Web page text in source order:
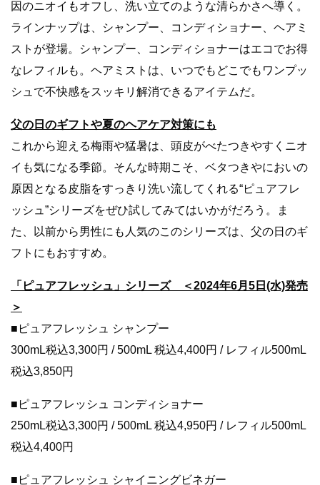
因のニオイもオフし、洗い立てのような清らかさへ導く。
ラインナップは、シャンプー、コンディショナー、ヘアミ
ストが登場。シャンプー、コンディショナーはエコでお得
なレフィルも。ヘアミストは、いつでもどこでもワンプッ
シュで不快感をスッキリ解消できるアイテムだ。
父の日のギフトや夏のヘアケア対策にも
これから迎える梅雨や猛暑は、頭皮がべたつきやすくニオ
イも気になる季節。そんな時期こそ、ベタつきやにおいの
原因となる皮脂をすっきり洗い流してくれる“ピュアフレ
ッシュ”シリーズをぜひ試してみてはいかがだろう。ま
た、以前から男性にも人気のこのシリーズは、父の日のギ
フトにもおすすめ。
「ピュアフレッシュ」シリーズ ＜2024年6月5日(水)発売
＞
■ピュアフレッシュ シャンプー
300mL税込3,300円 / 500mL 税込4,400円 / レフィル500mL
税込3,850円
■ピュアフレッシュ コンディショナー
250mL税込3,300円 / 500mL 税込4,950円 / レフィル500mL
税込4,400円
■ピュアフレッシュ シャイニングビネガー